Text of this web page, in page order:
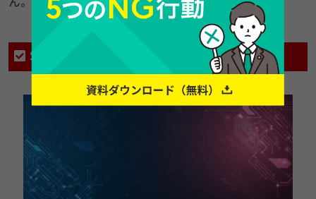
SDPのメリット